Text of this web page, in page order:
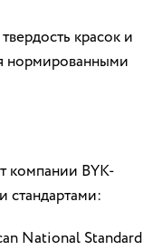
красок и
нормированными
компании BYK-
стандартами:
National Standard